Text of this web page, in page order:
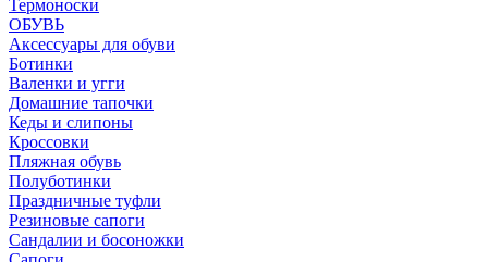
Термоноски
ОБУВЬ
Аксессуары для обуви
Ботинки
Валенки и угги
Домашние тапочки
Кеды и слипоны
Кроссовки
Пляжная обувь
Полуботинки
Праздничные туфли
Резиновые сапоги
Сандалии и босоножки